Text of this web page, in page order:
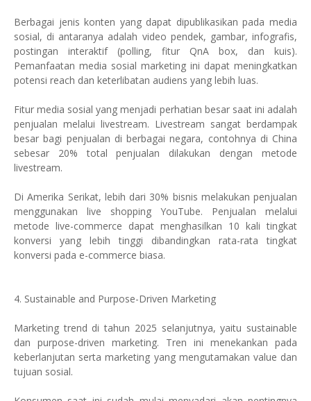
Berbagai jenis konten yang dapat dipublikasikan pada media
sosial, di antaranya adalah video pendek, gambar, infografis,
postingan interaktif (polling, fitur QnA box, dan kuis).
Pemanfaatan media sosial marketing ini dapat meningkatkan
potensi reach dan keterlibatan audiens yang lebih luas.
Fitur media sosial yang menjadi perhatian besar saat ini adalah
penjualan melalui livestream. Livestream sangat berdampak
besar bagi penjualan di berbagai negara, contohnya di China
sebesar 20% total penjualan dilakukan dengan metode
livestream.
Di Amerika Serikat, lebih dari 30% bisnis melakukan penjualan
menggunakan live shopping YouTube. Penjualan melalui
metode live-commerce dapat menghasilkan 10 kali tingkat
konversi yang lebih tinggi dibandingkan rata-rata tingkat
konversi pada e-commerce biasa.
4. Sustainable and Purpose-Driven Marketing
Marketing trend di tahun 2025 selanjutnya, yaitu sustainable
dan purpose-driven marketing. Tren ini menekankan pada
keberlanjutan serta marketing yang mengutamakan value dan
tujuan sosial.